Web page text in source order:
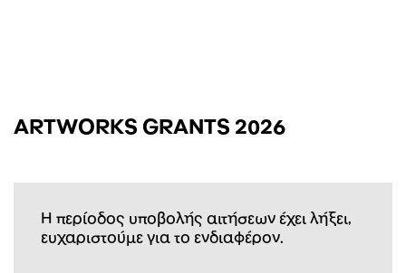
ARTWORKS GRANTS 2026
Η περίοδος υποβολής αιτήσεων έχει λήξει,
ευχαριστούμε για το ενδιαφέρον.